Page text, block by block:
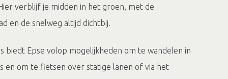
verblijf je midden in het groen, met de
en de snelweg altijd dichtbij.
biedt Epse volop mogelijkheden om te wandelen in
en om te fietsen over statige lanen of via het